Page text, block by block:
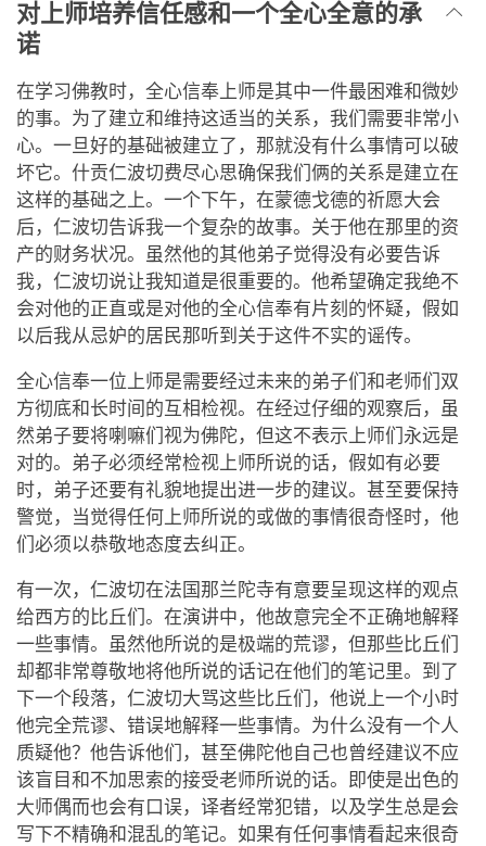
对上师培养信任感和一个全心全意的承
诺
在学习佛教时，全心信奉上师是其中一件最困难和微妙
的事。为了建立和维持这适当的关系，我们需要非常小
心。一旦好的基础被建立了，那就没有什么事情可以破
坏它。什贡仁波切费尽心思确保我们俩的关系是建立在
这样的基础之上。一个下午，在蒙德戈德的祈愿大会
后，仁波切告诉我一个复杂的故事。关于他在那里的资
产的财务状况。虽然他的其他弟子觉得没有必要告诉
我，仁波切说让我知道是很重要的。他希望确定我绝不
会对他的正直或是对他的全心信奉有片刻的怀疑，假如
以后我从忌妒的居民那听到关于这件不实的谣传。
全心信奉一位上师是需要经过未来的弟子们和老师们双
方彻底和长时间的互相检视。在经过仔细的观察后，虽
然弟子要将喇嘛们视为佛陀，但这不表示上师们永远是
对的。弟子必须经常检视上师所说的话，假如有必要
时，弟子还要有礼貌地提出进一步的建议。甚至要保持
警觉，当觉得任何上师所说的或做的事情很奇怪时，他
们必须以恭敬地态度去纠正。
有一次，仁波切在法国那兰陀寺有意要呈现这样的观点
给西方的比丘们。在演讲中，他故意完全不正确地解释
一些事情。虽然他所说的是极端的荒谬，但那些比丘们
却都非常尊敬地将他所说的话记在他们的笔记里。到了
下一个段落，仁波切大骂这些比丘们，他说上一个小时
他完全荒谬、错误地解释一些事情。为什么没有一个人
质疑他？他告诉他们，甚至佛陀他自己也曾经建议不应
该盲目和不加思索的接受老师所说的话。即使是出色的
大师偶而也会有口误，译者经常犯错，以及学生总是会
写下不精确和混乱的笔记。如果有任何事情看起来很奇